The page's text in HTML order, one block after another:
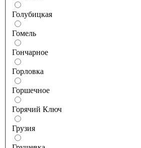
Голубицкая
Гомель
Гончарное
Горловка
Горшечное
Горячий Ключ
Грузия